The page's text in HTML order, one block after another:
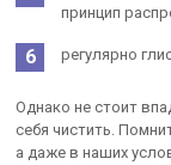
принцип
регулярно
Однако не стоит
себя чистить.
а даже в наших